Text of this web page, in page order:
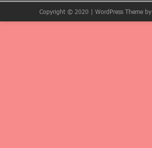
Copyright © 2020 | WordPress Theme by